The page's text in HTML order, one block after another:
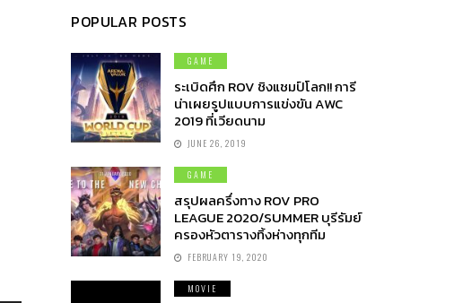
POPULAR POSTS
GAME
ระเบิดศึก ROV ชิงแชมป์โลก!! การี
น่าเผยรูปแบบการแข่งขัน AWC
2019 ที่เวียดนาม
JUNE 26, 2019
GAME
สรุปผลครึ่งทาง ROV PRO
LEAGUE 2020/SUMMER บุรีรัมย์
ครองหัวตารางทิ้งห่างทุกทีม
FEBRUARY 19, 2020
MOVIE